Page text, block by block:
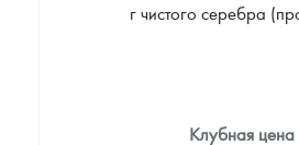
г чистого серебра
Клубная цена